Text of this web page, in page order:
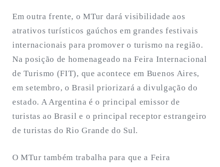
Em outra frente, o MTur dará visibilidade aos
atrativos turísticos gaúchos em grandes festivais
internacionais para promover o turismo na região.
Na posição de homenageado na Feira Internacional
de Turismo (FIT), que acontece em Buenos Aires,
em setembro, o Brasil priorizará a divulgação do
estado. A Argentina é o principal emissor de
turistas ao Brasil e o principal receptor estrangeiro
de turistas do Rio Grande do Sul.
O MTur também trabalha para que a Feira